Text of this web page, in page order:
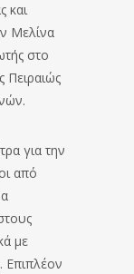
και
Μελίνα
στο
Πειραιώς
για την
από
με
Επιπλέον